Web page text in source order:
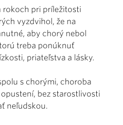
rokoch pri príležitosti
vyzdvihol, že na
aby chorý nebol
treba ponúknuť
priateľstva a lásky.
s chorými, choroba
bez starostlivosti
neľudskou.